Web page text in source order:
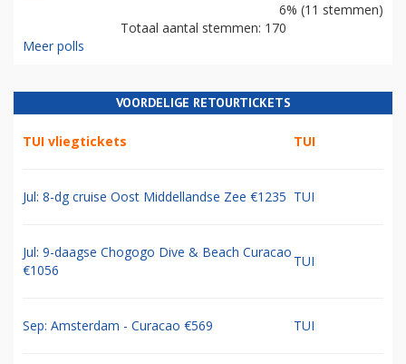
6% (11 stemmen)
Totaal aantal stemmen: 170
Meer polls
VOORDELIGE RETOURTICKETS
TUI vliegtickets TUI
Jul: 8-dg cruise Oost Middellandse Zee €1235 TUI
Jul: 9-daagse Chogogo Dive & Beach Curacao
€1056
TUI
Sep: Amsterdam - Curacao €569 TUI